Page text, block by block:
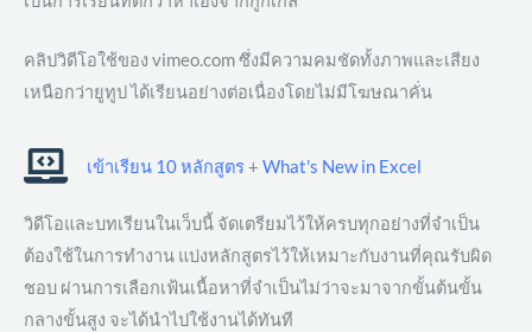
คลิปวิดีโอใช้ของ vimeo.com ซึ่งมีความคมชัดทั้งภาพและเสียง
เหนือกว่ายูทูป ได้เรียนอย่างต่อเนื่องโดยไม่มีโฆษณาคั่น
เข้าเรียน 10 หลักสูตร+ What's New in Excel
วิดีโอและบทเรียนในเว็บนี้ จัดเตรียมไว้ให้ครบทุกอย่างที่จำเป็น
ต้องใช้ในการทำงาน แบ่งหลักสูตรไว้ให้เหมาะกับงานที่คุณรับผิด
ชอบ ผ่านการเลือกเฟ้นเนื้อหาที่จำเป็นไม่ว่าจะมาจากขั้นต้นขั้น
กลางขั้นสูง จะได้นำไปใช้งานได้ทันที